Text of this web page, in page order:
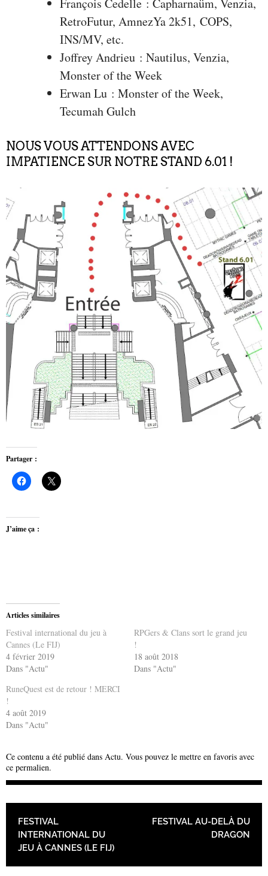
François Cedelle : Capharnaüm, Venzia,
RetroFutur, AmnezYa 2k51, COPS,
INS/MV, etc.
Joffrey Andrieu : Nautilus, Venzia,
Monster of the Week
Erwan Lu : Monster of the Week,
Tecumah Gulch
NOUS VOUS ATTENDONS AVEC
IMPATIENCE SUR NOTRE STAND 6.01 !
Partager :
J’aime ça :
Articles similaires
Festival international du jeu à
Cannes (Le FIJ)
4 février 2019
Dans "Actu"
RPGers & Clans sort le grand jeu
!
18 août 2018
Dans "Actu"
RuneQuest est de retour ! MERCI
!
4 août 2019
Dans "Actu"
Ce contenu a été publié dans Actu. Vous pouvez le mettre en favoris avec
ce permalien.
NAVIGATION DES ARTICLES
FESTIVAL
INTERNATIONAL DU
JEU À CANNES (LE FIJ)
FESTIVAL AU-DELÀ DU
DRAGON